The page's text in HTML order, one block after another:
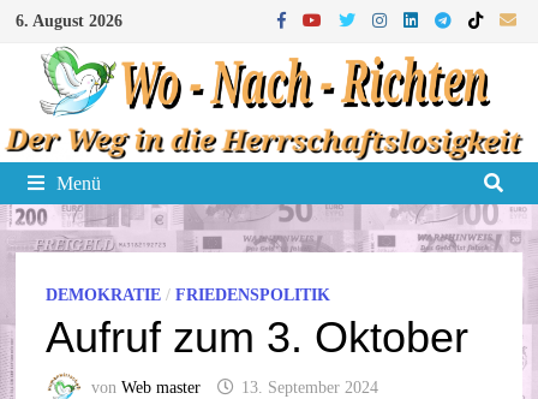
Zum
Inhalt
springen
6. August 2026
Menü
DEMOKRATIE /FRIEDENSPOLITIK
Aufruf zum 3. Oktober
vonWeb master 13. September 2024